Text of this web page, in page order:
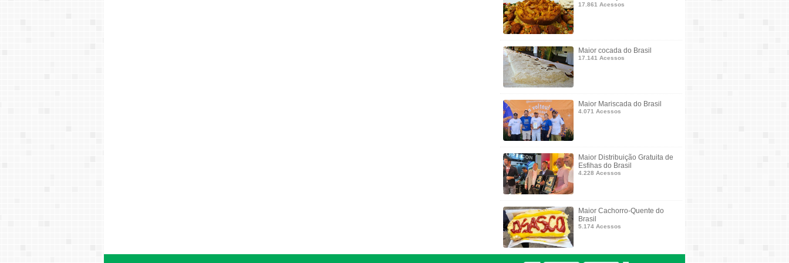
17.861 Acessos
Maior cocada do Brasil
17.141 Acessos
Maior Mariscada do Brasil
4.071 Acessos
Maior Distribuição Gratuita de
Esfihas do Brasil
4.228 Acessos
Maior Cachorro-Quente do
Brasil
5.174 Acessos